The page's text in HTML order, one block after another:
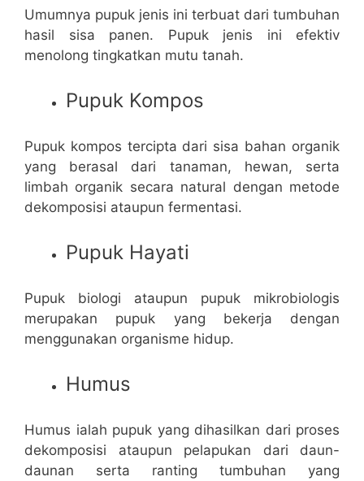
Umumnya pupuk jenis ini terbuat dari tumbuhan
hasil sisa panen. Pupuk jenis ini efektiv
menolong tingkatkan mutu tanah.
Pupuk Kompos
Pupuk kompos tercipta dari sisa bahan organik
yang berasal dari tanaman, hewan, serta
limbah organik secara natural dengan metode
dekomposisi ataupun fermentasi.
Pupuk Hayati
Pupuk biologi ataupun pupuk mikrobiologis
merupakan pupuk yang bekerja dengan
menggunakan organisme hidup.
Humus
Humus ialah pupuk yang dihasilkan dari proses
dekomposisi ataupun pelapukan dari daun-
daunan serta ranting tumbuhan yang